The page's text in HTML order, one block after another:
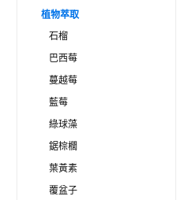
植物萃取
石榴
巴西莓
蔓越莓
藍莓
綠球藻
鋸棕櫚
葉黃素
覆盆子